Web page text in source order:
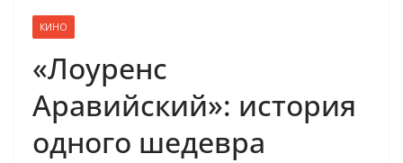
КИНО
«Лоуренс
Аравийский»: история
одного шедевра